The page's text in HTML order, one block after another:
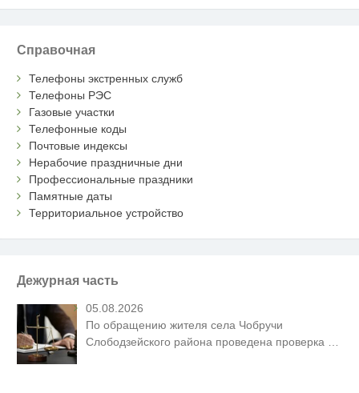
Справочная
Телефоны экстренных служб
Телефоны РЭС
Газовые участки
Телефонные коды
Почтовые индексы
Нерабочие праздничные дни
Профессиональные праздники
Памятные даты
Территориальное устройство
Дежурная часть
05.08.2026
По обращению жителя села Чобручи
Слободзейского района проведена проверка …